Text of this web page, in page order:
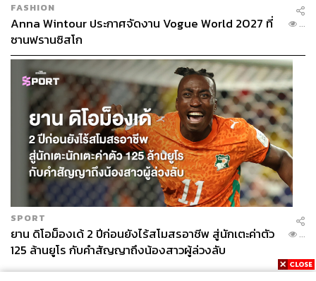
FASHION
Anna Wintour ประกาศจัดงาน Vogue World 2027 ที่
ซานฟรานซิสโก
...
SPORT
ยาน ดิโอม็องเด้ 2 ปีก่อนยังไร้สโมสรอาชีพ สู่นักเตะค่าตัว
125 ล้านยูโร กับคำสัญญาถึงน้องสาวผู้ล่วงลับ
...